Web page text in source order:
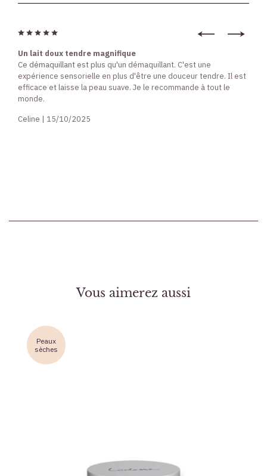
Un lait doux tendre magnifique
Ce démaquillant est plus qu'un démaquillant. C'est une
expérience sensorielle en plus d'être une douceur tendre. Il est
efficace et laisse la peau suave. Je le recommande à tout le
monde.
Celine | 15/10/2025
Vous aimerez aussi
Peaux
sèches